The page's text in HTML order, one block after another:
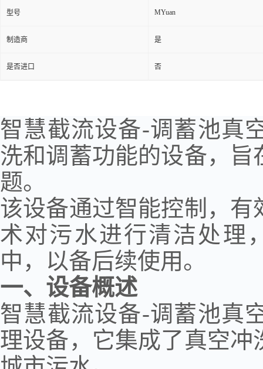
型号 MYuan
制造商 是
是否进口 否
智慧截流设备-调蓄池真
洗和调蓄功能的设备，
题。
该设备通过智能控制，
术对污水进行清洁处理
中，以备后续使用。
一、设备概述
智慧截流设备-调蓄池真
理设备，它集成了真空